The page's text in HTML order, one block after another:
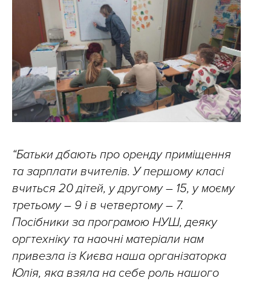
“Батьки дбають про оренду приміщення
та зарплати вчителів. У першому класі
вчиться 20 дітей, у другому – 15, у моєму
третьому – 9 і в четвертому – 7.
Посібники за програмою НУШ, деяку
оргтехніку та наочні матеріали нам
привезла із Києва наша організаторка
Юлія, яка взяла на себе роль нашого